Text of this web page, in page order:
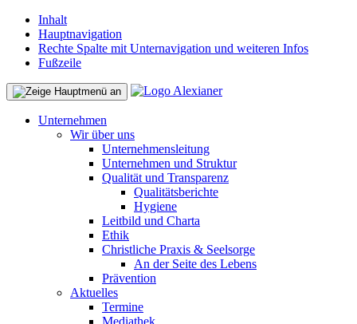
Inhalt
Hauptnavigation
Rechte Spalte mit Unternavigation und weiteren Infos
Fußzeile
Unternehmen
Wir über uns
Unternehmensleitung
Unternehmen und Struktur
Qualität und Transparenz
Qualitätsberichte
Hygiene
Leitbild und Charta
Ethik
Christliche Praxis & Seelsorge
An der Seite des Lebens
Prävention
Aktuelles
Termine
Mediathek